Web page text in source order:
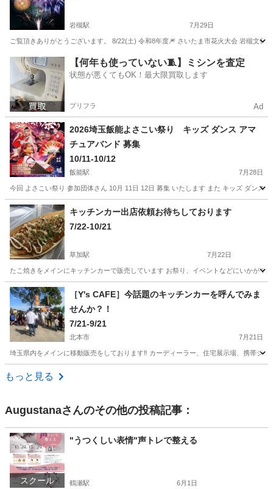
岩槻駅 7月29日
ご覧頂きありがとうございます。 8/22(土) 令和8年度🎆 さいたま市花火大会 岩槻文
埼玉 さいたま市 岩槻駅 地域/お祭り 会場
【何年も使っていない🧵】ミシンを査定
状態が悪くてもOK！最大限買取します
プリフラ Ad
2026埼玉飯能よさこい祭り キッズ ダンス アマ
チュアバンド 募集
10/11-10/12
飯能駅 7月28日
今回 よさこい祭り 参加団体さん 10月 11日 12日 募集 いたします また キッズ ダンス
埼玉 飯能市 飯能駅 地域/お祭り アマチュアバンド
キッチンカー出店依頼お待ちしております
7/22-10/21
草加駅 7月22日
たこ焼きをメインにキッチンカーで販売しています お祭り、イベントなどにいかが
埼玉 草加市 地域/お祭り キッチンカー
［Y's CAFE］今話題のキッチンカーを呼んでみま
せんか？！
7/21-9/21
北本市 7月21日
埼玉県内をメインに移動販売をしております‼︎ カーディーラー、住宅展示場、携帯シ
埼玉 北本市
もっと見る
Augustanaさんのその他の投稿記事：
スクール
"うつくしい表情"声トレで整える
鶴瀬駅 6月1日